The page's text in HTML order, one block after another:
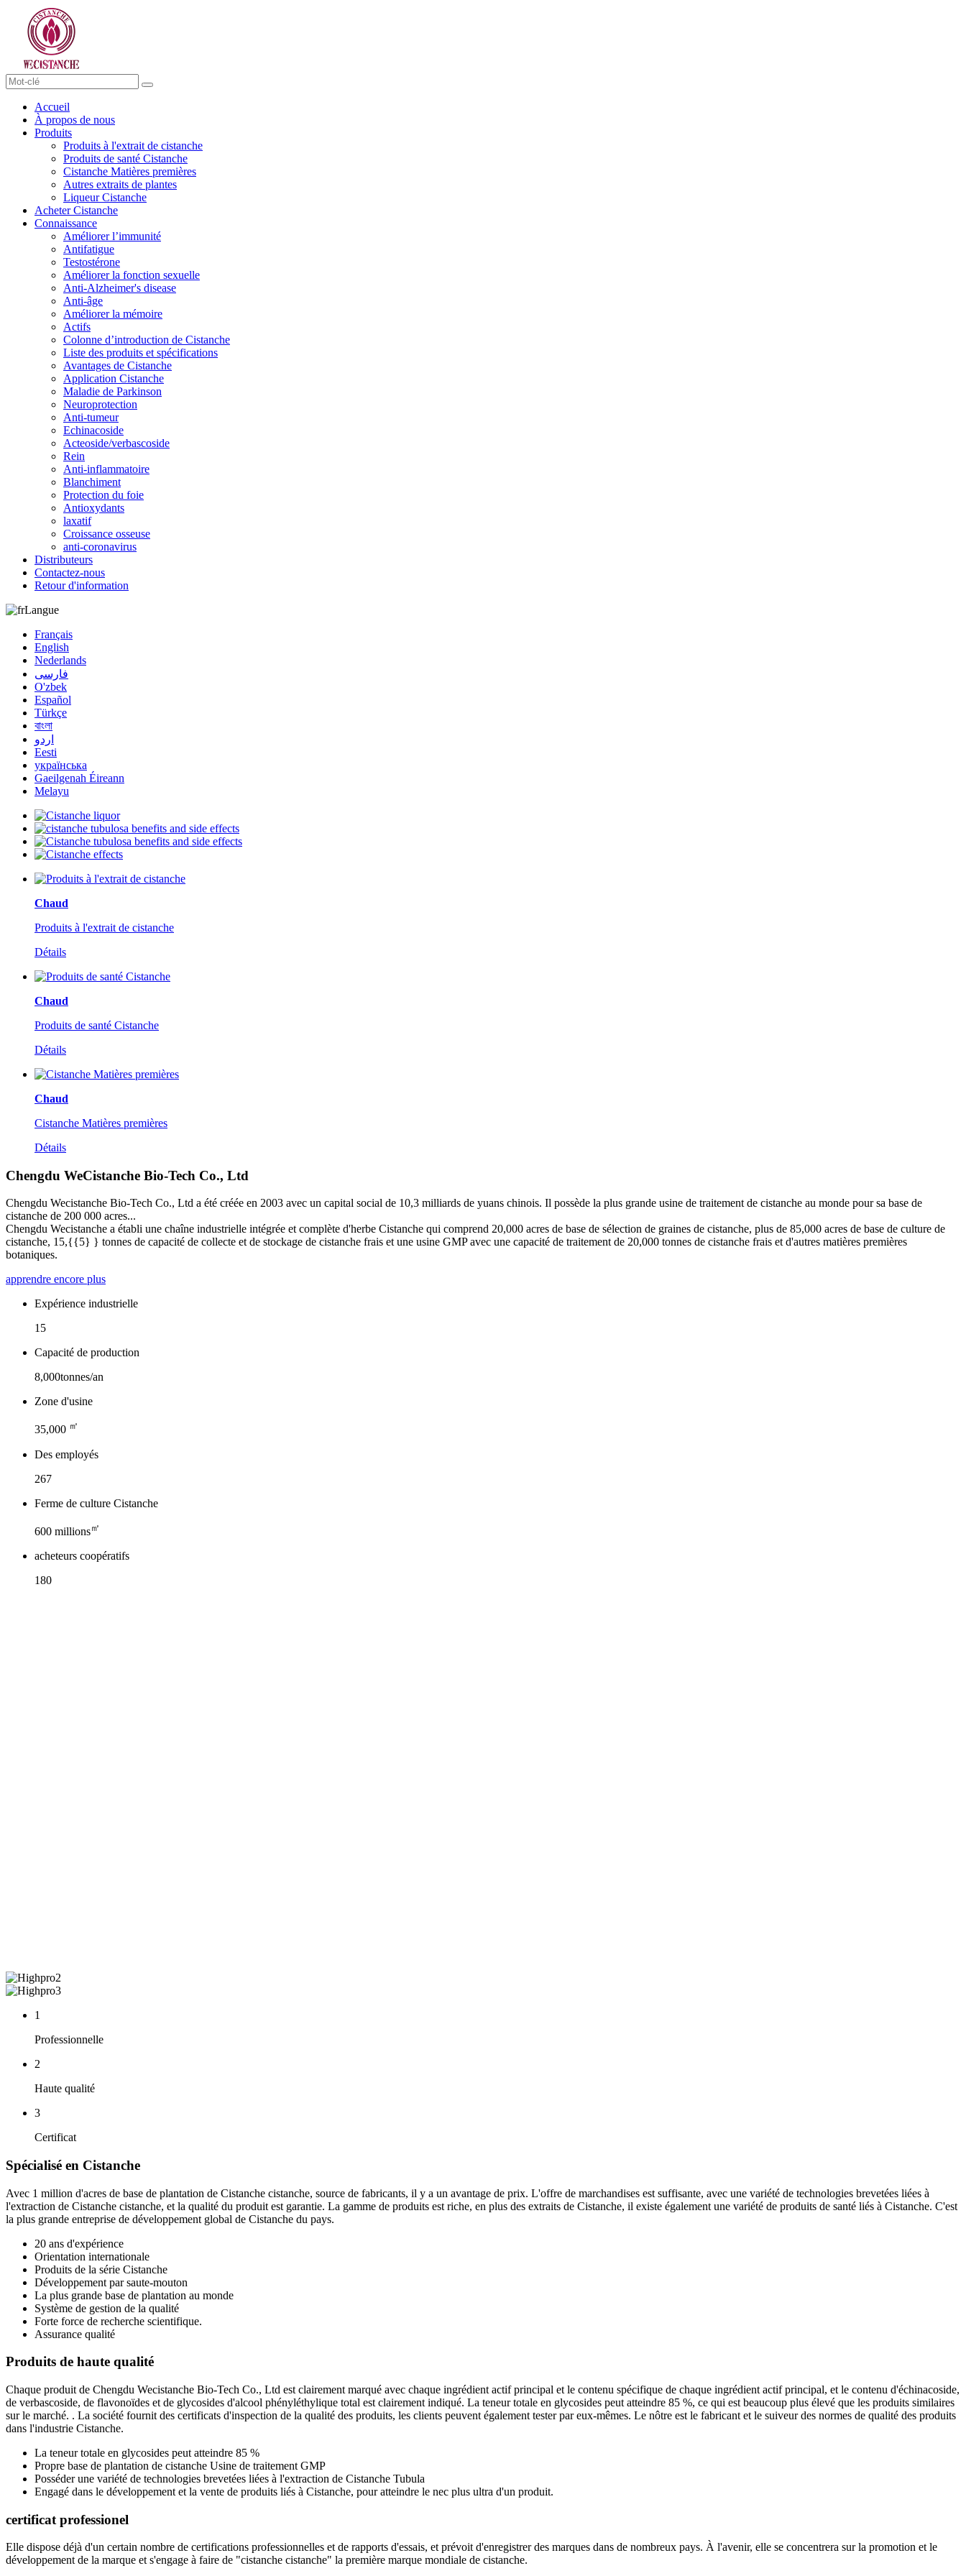
Accueil
À propos de nous
Produits
Produits à l'extrait de cistanche
Produits de santé Cistanche
Cistanche Matières premières
Autres extraits de plantes
Liqueur Cistanche
Acheter Cistanche
Connaissance
Améliorer l’immunité
Antifatigue
Testostérone
Améliorer la fonction sexuelle
Anti-Alzheimer's disease
Anti-âge
Améliorer la mémoire
Actifs
Colonne d’introduction de Cistanche
Liste des produits et spécifications
Avantages de Cistanche
Application Cistanche
Maladie de Parkinson
Neuroprotection
Anti-tumeur
Echinacoside
Acteoside/verbascoside
Rein
Anti-inflammatoire
Blanchiment
Protection du foie
Antioxydants
laxatif
Croissance osseuse
anti-coronavirus
Distributeurs
Contactez-nous
Retour d'information
Langue
Français
English
Nederlands
فارسی
O'zbek
Español
Türkçe
বাংলা
اردو
Eesti
українська
Gaeilgenah Éireann
Melayu
Chaud
Produits à l'extrait de cistanche
Détails
Chaud
Produits de santé Cistanche
Détails
Chaud
Cistanche Matières premières
Détails
Chengdu WeCistanche Bio-Tech Co., Ltd
Chengdu Wecistanche Bio-Tech Co., Ltd a été créée en 2003 avec un capital social de 10,3 milliards de yuans chinois. Il possède la plus grande usine de traitement de cistanche au monde pour sa base de
cistanche de 200 000 acres...
Chengdu Wecistanche a établi une chaîne industrielle intégrée et complète d'herbe Cistanche qui comprend 20,000 acres de base de sélection de graines de cistanche, plus de 85,000 acres de base de culture de
cistanche, 15,{{5} } tonnes de capacité de collecte et de stockage de cistanche frais et une usine GMP avec une capacité de traitement de 20,000 tonnes de cistanche frais et d'autres matières premières
botaniques.
apprendre encore plus
Expérience industrielle
15
Capacité de production
8,000tonnes/an
Zone d'usine
35,000 ㎡
Des employés
267
Ferme de culture Cistanche
600 millions㎡
acheteurs coopératifs
180
1
Professionnelle
2
Haute qualité
3
Certificat
Spécialisé en Cistanche
Avec 1 million d'acres de base de plantation de Cistanche cistanche, source de fabricants, il y a un avantage de prix. L'offre de marchandises est suffisante, avec une variété de technologies brevetées liées à
l'extraction de Cistanche cistanche, et la qualité du produit est garantie. La gamme de produits est riche, en plus des extraits de Cistanche, il existe également une variété de produits de santé liés à Cistanche. C'est
la plus grande entreprise de développement global de Cistanche du pays.
20 ans d'expérience
Orientation internationale
Produits de la série Cistanche
Développement par saute-mouton
La plus grande base de plantation au monde
Système de gestion de la qualité
Forte force de recherche scientifique.
Assurance qualité
Produits de haute qualité
Chaque produit de Chengdu Wecistanche Bio-Tech Co., Ltd est clairement marqué avec chaque ingrédient actif principal et le contenu spécifique de chaque ingrédient actif principal, et le contenu d'échinacoside,
de verbascoside, de flavonoïdes et de glycosides d'alcool phényléthylique total est clairement indiqué. La teneur totale en glycosides peut atteindre 85 %, ce qui est beaucoup plus élevé que les produits similaires
sur le marché. . La société fournit des certificats d'inspection de la qualité des produits, les clients peuvent également tester par eux-mêmes. Le nôtre est le fabricant et le suiveur des normes de qualité des produits
dans l'industrie Cistanche.
La teneur totale en glycosides peut atteindre 85 %
Propre base de plantation de cistanche Usine de traitement GMP
Posséder une variété de technologies brevetées liées à l'extraction de Cistanche Tubula
Engagé dans le développement et la vente de produits liés à Cistanche, pour atteindre le nec plus ultra d'un produit.
certificat professionel
Elle dispose déjà d'un certain nombre de certifications professionnelles et de rapports d'essais, et prévoit d'enregistrer des marques dans de nombreux pays. À l'avenir, elle se concentrera sur la promotion et le
développement de la marque et s'engage à faire de "cistanche cistanche" la première marque mondiale de cistanche.